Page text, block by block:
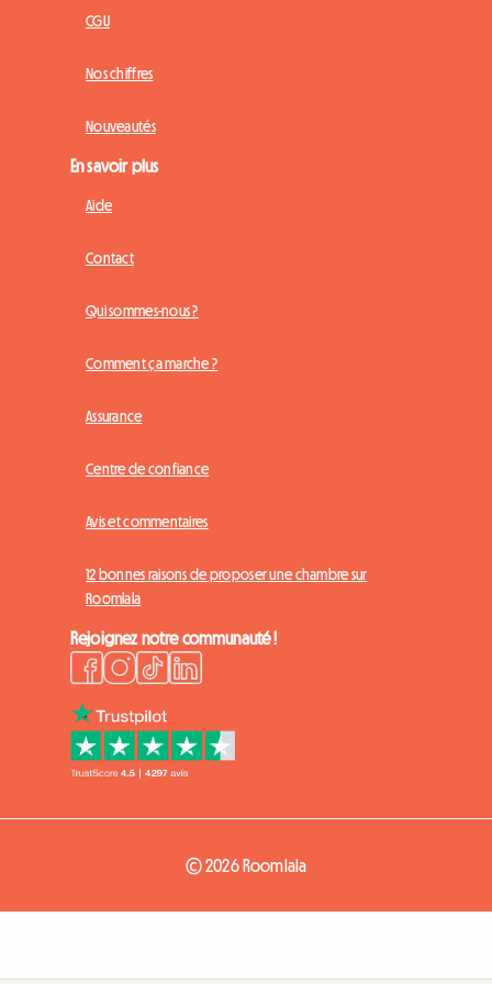
CGU
Nos chiffres
Nouveautés
En savoir plus
Aide
Contact
Qui sommes-nous ?
Comment ça marche ?
Assurance
Centre de confiance
Avis et commentaires
12 bonnes raisons de proposer une chambre sur
Roomlala
Rejoignez notre communauté !
© 2026 Roomlala